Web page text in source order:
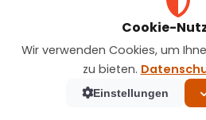
automatischer
Kernkomponente. Mit
und Großgehäusemodellen
Palette von Durchmessern von
sind zwei Energiearten
Cookie-
Wir verwenden Cookies, um
zu bieten.
Einstellungen